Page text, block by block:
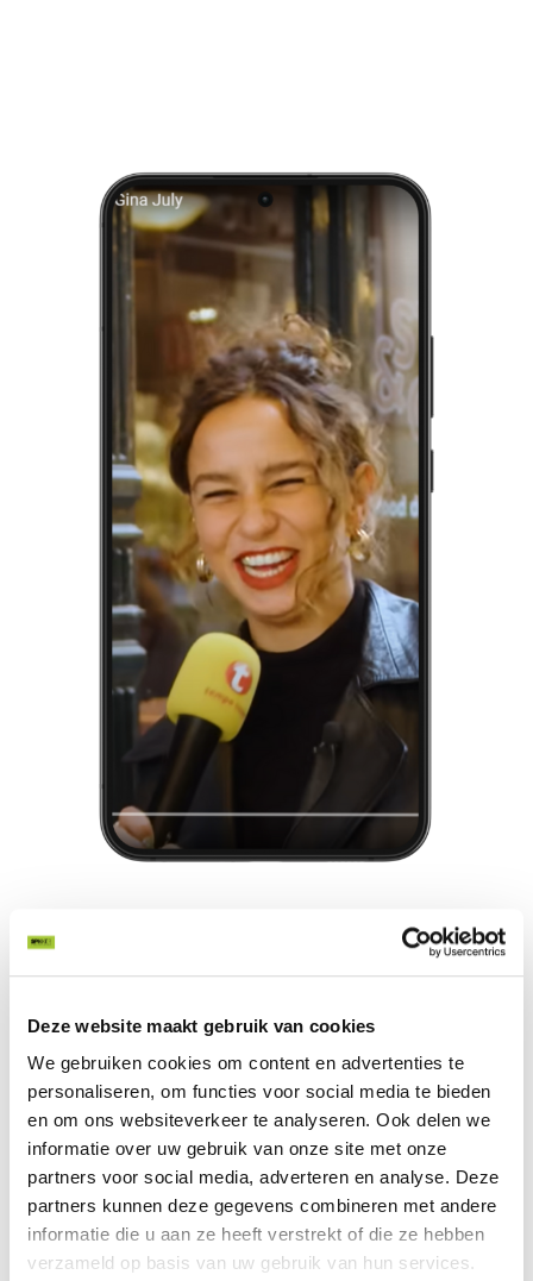
Deze website maakt gebruik van cookies
We gebruiken cookies om content en advertenties te
personaliseren, om functies voor social media te bieden
en om ons websiteverkeer te analyseren. Ook delen we
informatie over uw gebruik van onze site met onze
partners voor social media, adverteren en analyse. Deze
partners kunnen deze gegevens combineren met andere
informatie die u aan ze heeft verstrekt of die ze hebben
verzameld op basis van uw gebruik van hun services.
gebied is Tempo Team. Het bedrijf stond voor
een grote vraag: Hoe bereik je GenZ? De
generatie die bekendstaat om zijn jonge een
veelvoudige internetgebruik en een korte
aandachtspan. Tempo Team merkte op dat 75%
van GenZ minder werkplezier heeft. Hoe komt
dat? En nog belangrijker: hoe verbeter je het
werkplezier van een Genz’er? Het bedrijf ging
in gesprek met de generatie op straat. En daar
kwam een succesvolle commercial uit.
Bekijk de video hier